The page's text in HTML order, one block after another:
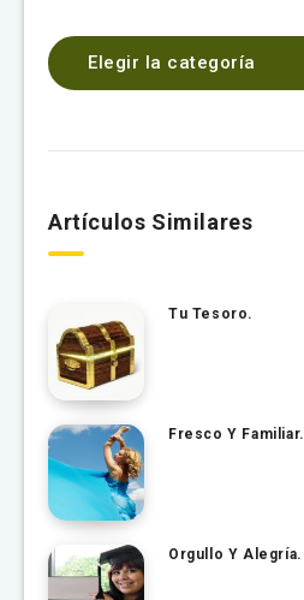
Elegir la categoría
Artículos Similares
Tu Tesoro.
Fresco Y Familiar.
Orgullo Y Alegría.